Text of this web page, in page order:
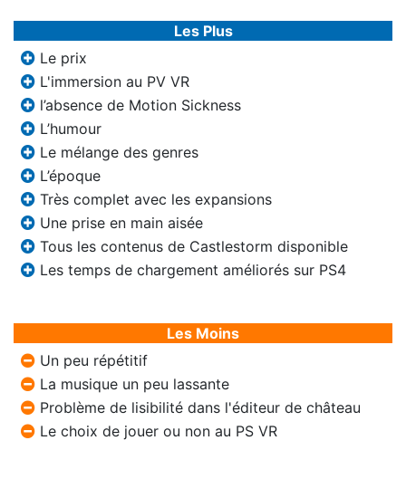
Les Plus
Le prix
L'immersion au PV VR
l’absence de Motion Sickness
L’humour
Le mélange des genres
L’époque
Très complet avec les expansions
Une prise en main aisée
Tous les contenus de Castlestorm disponible
Les temps de chargement améliorés sur PS4
Les Moins
Un peu répétitif
La musique un peu lassante
Problème de lisibilité dans l'éditeur de château
Le choix de jouer ou non au PS VR